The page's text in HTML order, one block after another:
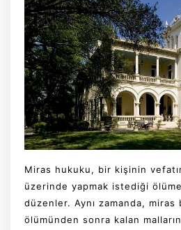
Miras hukuku, bir kişinin
üzerinde yapmak istediği
düzenler. Aynı zamanda, miras
ölümünden sonra kalan